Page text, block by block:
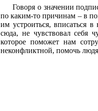
Говоря о значении
по каким-то причинам – в
им устроиться, вписаться
сюда, не чувствовал себя
которое поможет нам
неконфликтной, помочь